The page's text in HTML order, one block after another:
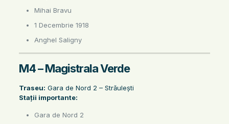
Mihai Bravu
1 Decembrie 1918
Anghel Saligny
M4 – Magistrala Verde
Traseu: Gara de Nord 2 – Străulești
Stații importante:
Gara de Nord 2